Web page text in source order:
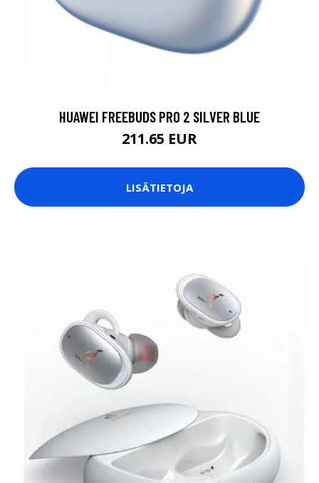
HUAWEI FREEBUDS PRO 2 SILVER BLUE
211.65 EUR
LISÄTIETOJA